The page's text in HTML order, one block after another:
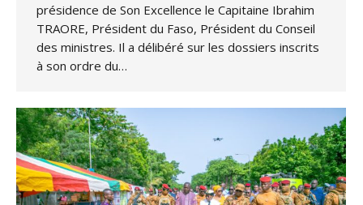
présidence de Son Excellence le Capitaine Ibrahim
TRAORE, Président du Faso, Président du Conseil
des ministres. Il a délibéré sur les dossiers inscrits
à son ordre du…